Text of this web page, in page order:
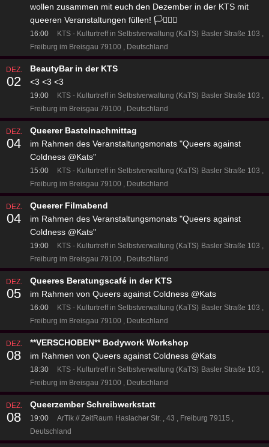
wollen zusammen mit euch den Dezember in der KTS mit
queeren Veranstaltungen füllen! 🏳️‍⚧️🏳️‍🌈
16:00 KTS - Kulturtreff in Selbstverwaltung (KaTS) Basler Straße 103
Freiburg im Breisgau 79100
Deutschland
DEZ.
02
BeautyBar in der KTS
<3 <3 <3
19:00 KTS - Kulturtreff in Selbstverwaltung (KaTS) Basler Straße 103
Freiburg im Breisgau 79100
Deutschland
DEZ.
04
Queerer Bastelnachmittag
im Rahmen des Veranstaltungsmonats "Queers against
Coldness @Kats"
15:00 KTS - Kulturtreff in Selbstverwaltung (KaTS) Basler Straße 103
Freiburg im Breisgau 79100
Deutschland
DEZ.
04
Queerer Filmabend
im Rahmen des Veranstaltungsmonats "Queers against
Coldness @Kats"
19:00 KTS - Kulturtreff in Selbstverwaltung (KaTS) Basler Straße 103
Freiburg im Breisgau 79100
Deutschland
DEZ.
05
Queeres Beratungscafé in der KTS
im Rahmen von Queers against Coldness @Kats
16:00 KTS - Kulturtreff in Selbstverwaltung (KaTS) Basler Straße 103
Freiburg im Breisgau 79100
Deutschland
DEZ.
08
**VERSCHOBEN** Bodywork Workshop
im Rahmen von Queers against Coldness @Kats
18:30 KTS - Kulturtreff in Selbstverwaltung (KaTS) Basler Straße 103
Freiburg im Breisgau 79100
Deutschland
DEZ.
08
Queerzember Schreibwerkstatt
19:00 ArTik // ZeitRaum Haslacher Str. 43
Freiburg 79115
Deutschland